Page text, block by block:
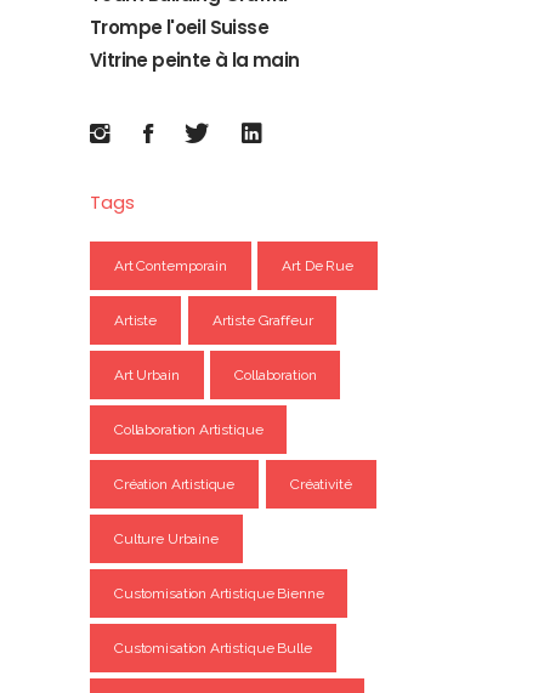
Trompe l'oeil Suisse
Vitrine peinte à la main
Tags
Art Contemporain Art De Rue
Artiste Artiste Graffeur
Art Urbain Collaboration
Collaboration Artistique
Création Artistique Créativité
Culture Urbaine
Customisation Artistique Bienne
Customisation Artistique Bulle